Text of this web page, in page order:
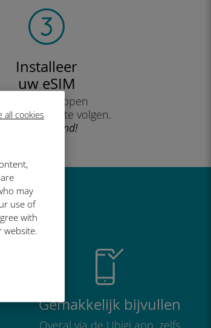
all cookies
may
use of
with
website.
Installeer
uw eSIM
door de stappen
apparaat te volgen.
Doeltreffend!
is
Gemakkelijk bijvullen
Overal via de Ubigi app, zelfs